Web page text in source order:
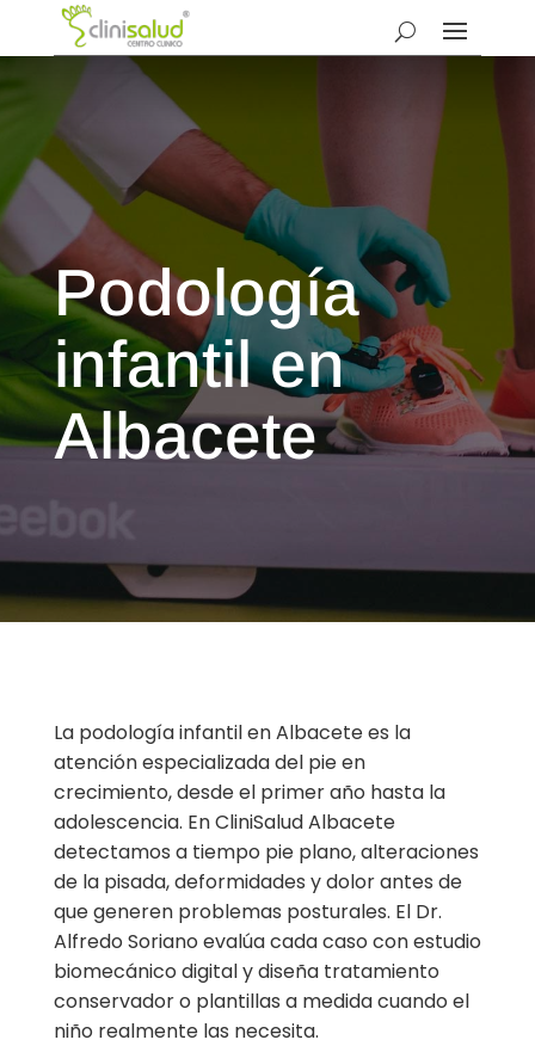
Podología
infantil en
Albacete
La podología infantil en Albacete es la
atención especializada del pie en
crecimiento, desde el primer año hasta la
adolescencia. En CliniSalud Albacete
detectamos a tiempo pie plano, alteraciones
de la pisada, deformidades y dolor antes de
que generen problemas posturales. El Dr.
Alfredo Soriano evalúa cada caso con estudio
biomecánico digital y diseña tratamiento
conservador o plantillas a medida cuando el
niño realmente las necesita.